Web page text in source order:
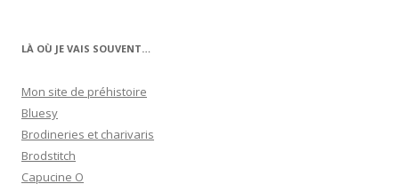
LÀ OÙ JE VAIS SOUVENT…
Mon site de préhistoire
Bluesy
Brodineries et charivaris
Brodstitch
Capucine O